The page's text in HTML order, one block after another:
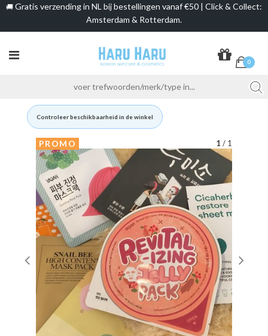
🚚 Gratis verzending in NL bij bestellingen vanaf €50 | Click & Collect:
Amsterdam & Rotterdam.
0
Controleer beschikbaarheid in de winkel
PROMO 1 / 1